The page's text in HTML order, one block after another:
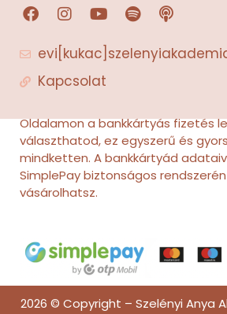
F
a
e
b
o
k
I
n
t
a
g
a
m
Y
o
u
t
u
b
S
p
t
P
o
c
Kapcsolat
Oldalamon a bankkártyás fizetés
választhatod, ez egyszerű és
mindketten. A bankkártyád
SimplePay biztonságos
vásárolhatsz.
2026 © Copyright – Szelényi Anya